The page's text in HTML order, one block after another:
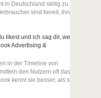
in Deutschland stetig zu.
sind bereit, ihre
likest und ich sag dir, wer
Advertising &
in der Timeline von
den Nutzern oft das
kennt sie besser, als sie